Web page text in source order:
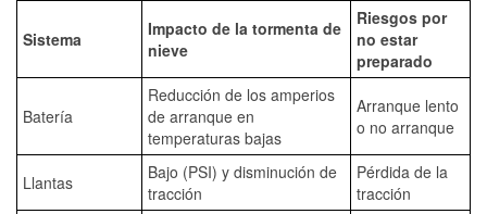
Sistema
Impacto de la tormenta de
nieve
Riesgos por
no estar
preparado
Batería
Reducción de los amperios
de arranque en
temperaturas bajas
Arranque lento
o no arranque
Llantas
Bajo (PSI) y disminución de
tracción
Pérdida de la
tracción